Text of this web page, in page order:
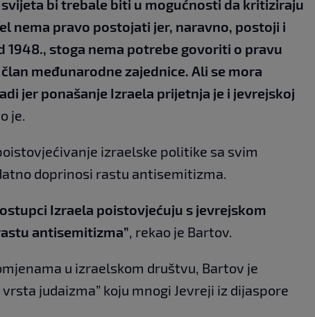
svijeta bi trebale biti u mogućnosti da kritiziraju
nema pravo postojati jer, naravno, postoji i
1948., stoga nema potrebe govoriti o pravu
međunarodne zajednice. Ali se mora
jer ponašanje Izraela prijetnja je i jevrejskoj
je.
izraelske politike sa svim
doprinosi rastu antisemitizma.
Izraela poistovjećuju s jevrejskom
antisemitizma” , rekao je Bartov.
u izraelskom društvu, Bartov je
judaizma” koju mnogi Jevreji iz dijaspore